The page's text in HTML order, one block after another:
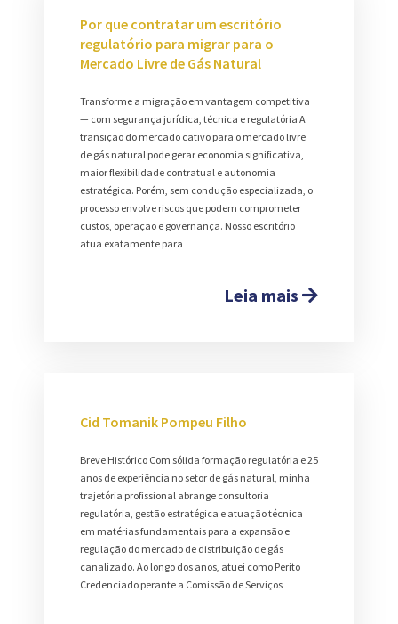
Por que contratar um escritório
regulatório para migrar para o
Mercado Livre de Gás Natural
Transforme a migração em vantagem competitiva
— com segurança jurídica, técnica e regulatória A
transição do mercado cativo para o mercado livre
de gás natural pode gerar economia significativa,
maior flexibilidade contratual e autonomia
estratégica. Porém, sem condução especializada, o
processo envolve riscos que podem comprometer
custos, operação e governança. Nosso escritório
atua exatamente para
Leia mais
Cid Tomanik Pompeu Filho
Breve Histórico Com sólida formação regulatória e 25
anos de experiência no setor de gás natural, minha
trajetória profissional abrange consultoria
regulatória, gestão estratégica e atuação técnica
em matérias fundamentais para a expansão e
regulação do mercado de distribuição de gás
canalizado. Ao longo dos anos, atuei como Perito
Credenciado perante a Comissão de Serviços